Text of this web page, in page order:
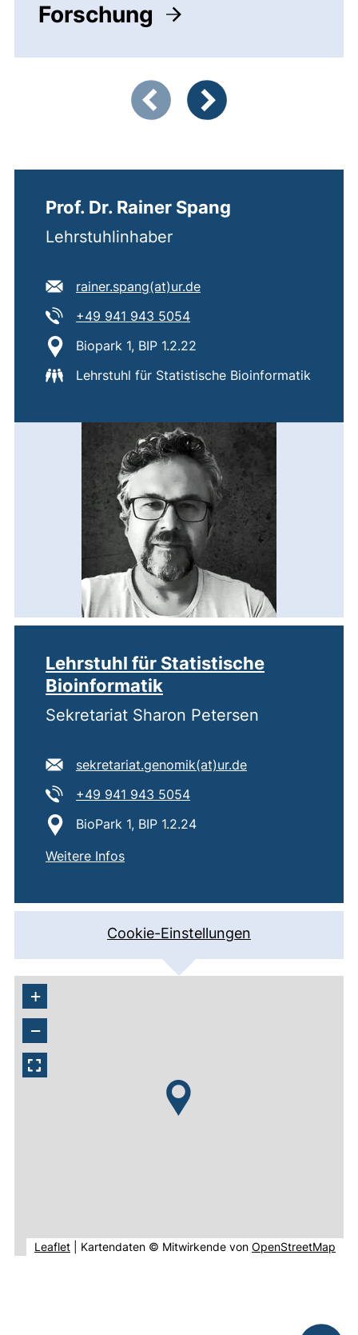
Forschung
Zeigt Folie 1 von 5
Prof. Dr. Rainer Spang
Lehrstuhlinhaber
E-Mail Adresse:
rainer.spang​(at)​ur.de(öffnet Ihr E-Mail-
Tel:
+49 941 943 5054(startet einen
Standort:
Biopark 1, BIP 1.2.22
Lehrstuhl für Statistische Bioinformatik
Lehrstuhl für Statistische
Bioinformatik
Sekretariat Sharon Petersen
E-Mail Adresse:
sekretariat.genomik​(at)​ur.de(öffnet Ihr E-Mail-
Tel:
+49 941 943 5054(startet einen
Standort:
BioPark 1, BIP 1.2.24
Weitere Infosvon
Lehrstuhl für Statistische Bioinformatik
(externer Link, öffnet neues Fenster)
Cookie-Einstellungen
+
−
Leaflet(externer Link, öffnet neues Fenster).
Kartendaten © Mitwirkende von OpenStreetMap